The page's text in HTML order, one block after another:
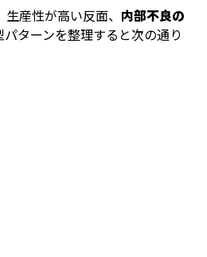
産性が高い反面、 内部不良の
ターンを整理すると次の通り